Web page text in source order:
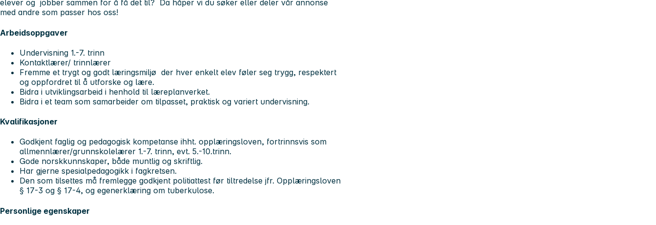
elever og jobber sammen for å få det til? Da håper vi du søker eller deler vår annonse
med andre som passer hos oss!
Arbeidsoppgaver
Undervisning 1.-7. trinn
Kontaktlærer/ trinnlærer
Fremme et trygt og godt læringsmiljø der hver enkelt elev føler seg trygg, respektert
og oppfordret til å utforske og lære.
Bidra i utviklingsarbeid i henhold til læreplanverket.
Bidra i et team som samarbeider om tilpasset, praktisk og variert undervisning.
Kvalifikasjoner
Godkjent faglig og pedagogisk kompetanse ihht. opplæringsloven, fortrinnsvis som
allmennlærer/grunnskolelærer 1.-7. trinn, evt. 5.-10.trinn.
Gode norskkunnskaper, både muntlig og skriftlig.
Har gjerne spesialpedagogikk i fagkretsen.
Den som tilsettes må fremlegge godkjent politiattest før tiltredelse jfr. Opplæringsloven
§ 17-3 og § 17-4, og egenerklæring om tuberkulose.
Personlige egenskaper